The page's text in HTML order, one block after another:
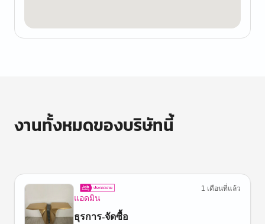
งานทั้งหมดของบริษัทนี้
แอดมิน
1 เดือนที่แล้ว
ธุรการ-จัดซื้อ